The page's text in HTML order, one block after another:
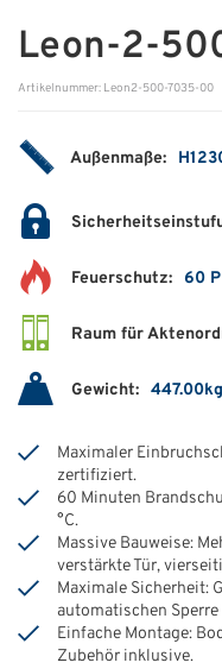
ÜBER UNS
Über uns
Filialen
Messen & Events
Qualitätspolitik
Karriere
Unternehmen
Geschichte
Leon-2-
Artikelnummer: Leon2-500-7035-00
Außenmaße:
Feuerschutz: 60 P
Raum für
Gewicht: 447.00kg
Maximaler
zertifiziert.
60 Minuten
°C.
Massive Bauweise:
verstärkte Tür,
Maximale Sicherheit:
automatischen
Einfache Montage:
Zubehör inklusive.